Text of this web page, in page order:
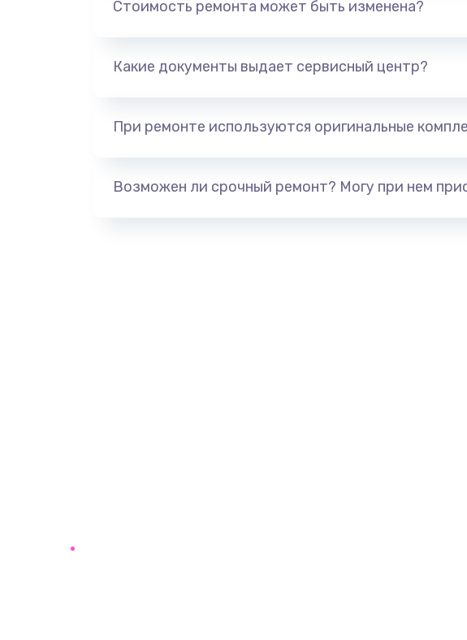
Стоимость ремонта может быть изменена?
Какие документы выдает сервисный центр?
При ремонте используются оригинальные
Возможен ли срочный ремонт? Могу при нем